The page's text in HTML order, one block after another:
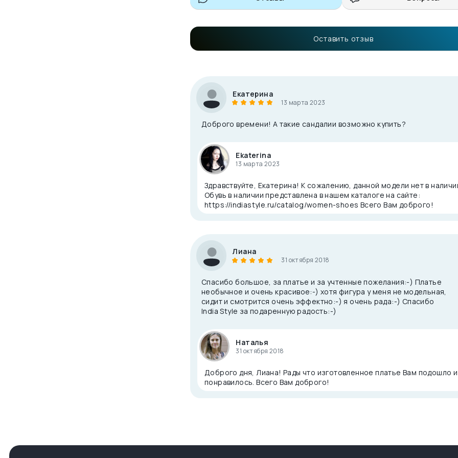
Оставить отзыв
Екатерина
13 марта 2023
Доброго времени! А такие сандалии возможно купить?
Ekaterina
13 марта 2023
Здравствуйте, Екатерина! К сожалению, данной модели нет в
Обувь в наличии представлена в нашем каталоге на сайте:
https://indiastyle.ru/catalog/women-shoes Всего Вам доброго!
Лиана
31 октября 2018
Спасибо большое, за платье и за учтенные пожелания:-) Платье
необычное и очень красивое:-) хотя фигура у меня не модельная,
сидит и смотрится очень эффектно:-) я очень рада:-) Спасибо
India Style за подаренную радость:-)
Наталья
31 октября 2018
Доброго дня, Лиана! Рады что изготовленное платье Вам подошло и
понравилось. Всего Вам доброго!